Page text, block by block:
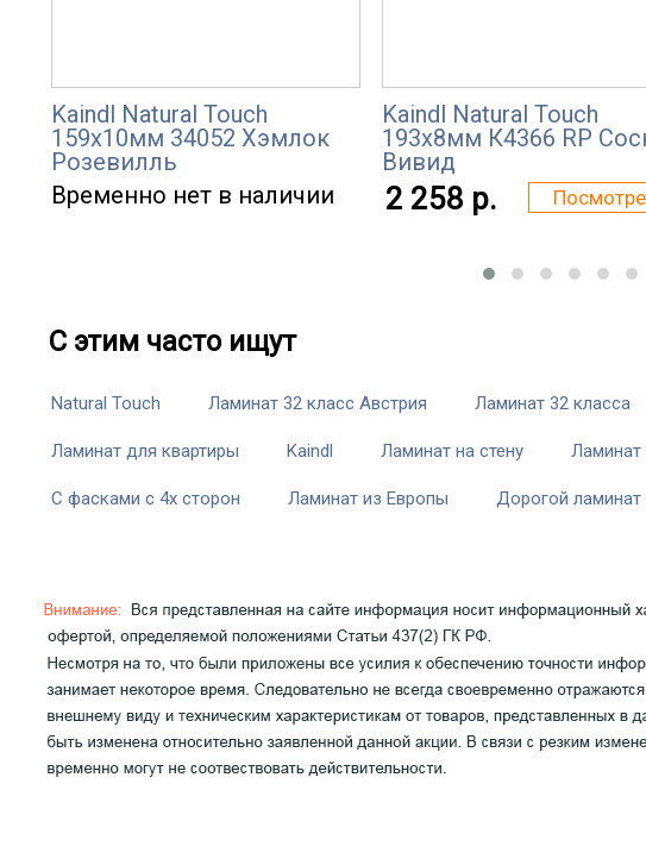
Kaindl Natural Touch
159x10мм 34052 Хэмлок
Розевилль
Временно нет в наличии
Kaindl Natural Touch
193x8мм К4366 RР
Вивид
2 258 р.
С этим часто ищут
Natural Touch Ламинат 32 класс Австрия Ламинат 32 класса
Ламинат для квартиры Kaindl Ламинат на стену Ламинат
С фасками с 4х сторон Ламинат из Европы Дорогой ламинат